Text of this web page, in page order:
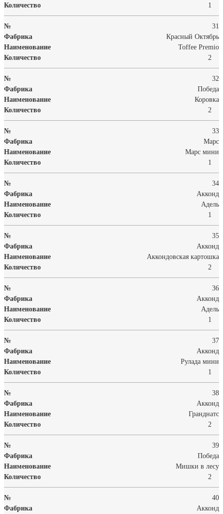
1
31
Красный Октябрь
Toffee Premio
2
32
Победа
Коровка
2
33
Марс
Марс мини
1
34
Акконд
Адель
1
35
Акконд
Аккондовская картошка
2
36
Акконд
Адель
1
37
Акконд
Рулада мини
1
38
Акконд
Гранднатс
2
39
Победа
Мишки в лесу
2
40
Акконд